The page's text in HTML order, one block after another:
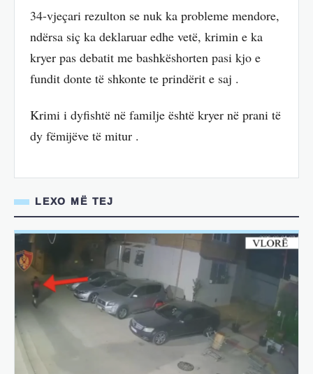
34-vjeçari rezulton se nuk ka probleme mendore,
ndërsa siç ka deklaruar edhe vetë, krimin e ka
kryer pas debatit me bashkëshorten pasi kjo e
fundit donte të shkonte te prindërit e saj .
Krimi i dyfishtë në familje është kryer në prani të
dy fëmijëve të mitur .
LEXO MË TEJ